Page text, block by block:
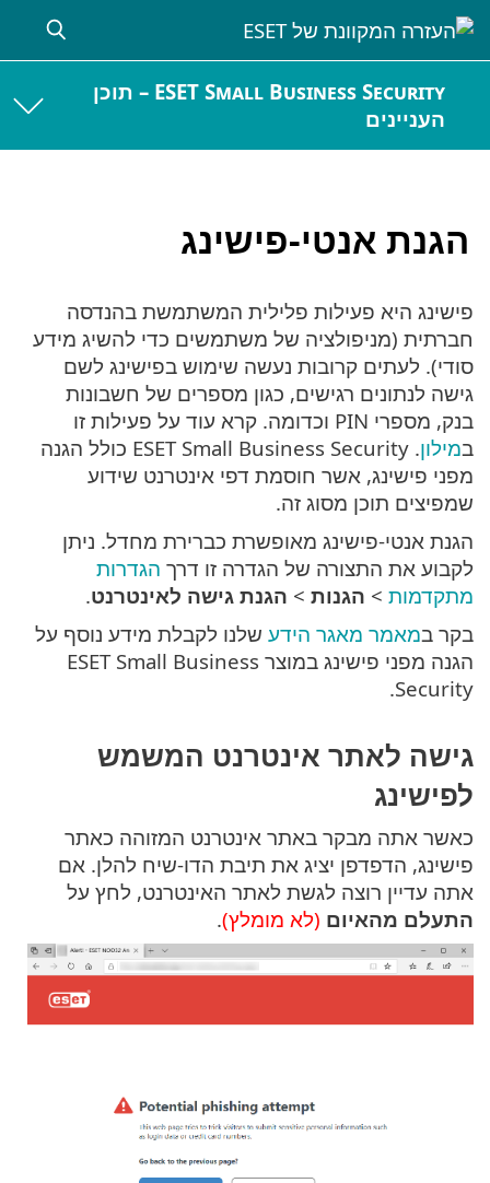
ESET Small Business Security – תוכן
העניינים
הגנת אנטי-פישינג
פישינג היא פעילות פלילית המשתמשת בהנדסה
חברתית (מניפולציה של משתמשים כדי להשיג מידע
סודי). לעתים קרובות נעשה שימוש בפישינג לשם
גישה לנתונים רגישים, כגון מספרים של חשבונות
בנק, מספרי PIN וכדומה. קרא עוד על פעילות זו
במילון
. ESET Small Business Security כולל הגנה
מפני פישינג, אשר חוסמת דפי אינטרנט שידוע
שמפיצים תוכן מסוג זה.
הגנת אנטי-פישינג מאופשרת כברירת מחדל. ניתן
לקבוע את התצורה של הגדרה זו דרך הגדרות
מתקדמות > הגנות > הגנת גישה לאינטרנט.
בקר במאמר מאגר הידע שלנו לקבלת מידע נוסף על
הגנה מפני פישינג במוצר ESET Small Business
Security.
גישה לאתר אינטרנט המשמש
לפישינג
כאשר אתה מבקר באתר אינטרנט המזוהה כאתר
פישינג, הדפדפן יציג את תיבת הדו-שיח להלן. אם
אתה עדיין רוצה לגשת לאתר האינטרנט, לחץ על
התעלם מהאיום (לא מומלץ).